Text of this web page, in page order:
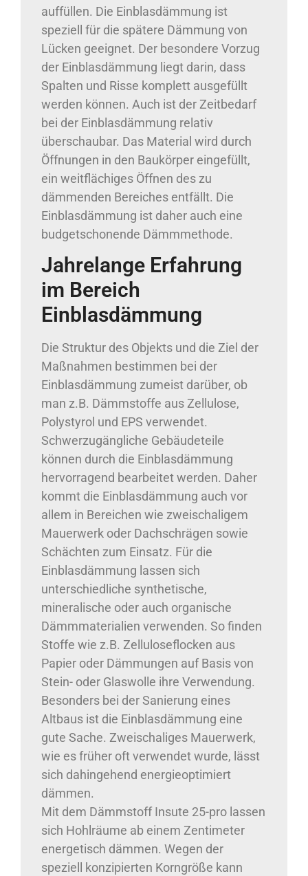
auffüllen. Die Einblasdämmung ist
speziell für die spätere Dämmung von
Lücken geeignet. Der besondere Vorzug
der Einblasdämmung liegt darin, dass
Spalten und Risse komplett ausgefüllt
werden können. Auch ist der Zeitbedarf
bei der Einblasdämmung relativ
überschaubar. Das Material wird durch
Öffnungen in den Baukörper eingefüllt,
ein weitflächiges Öffnen des zu
dämmenden Bereiches entfällt. Die
Einblasdämmung ist daher auch eine
budgetschonende Dämmmethode.
Jahrelange Erfahrung
im Bereich
Einblasdämmung
Die Struktur des Objekts und die Ziel der
Maßnahmen bestimmen bei der
Einblasdämmung zumeist darüber, ob
man z.B. Dämmstoffe aus Zellulose,
Polystyrol und EPS verwendet.
Schwerzugängliche Gebäudeteile
können durch die Einblasdämmung
hervorragend bearbeitet werden. Daher
kommt die Einblasdämmung auch vor
allem in Bereichen wie zweischaligem
Mauerwerk oder Dachschrägen sowie
Schächten zum Einsatz. Für die
Einblasdämmung lassen sich
unterschiedliche synthetische,
mineralische oder auch organische
Dämmmaterialien verwenden. So finden
Stoffe wie z.B. Zelluloseflocken aus
Papier oder Dämmungen auf Basis von
Stein- oder Glaswolle ihre Verwendung.
Besonders bei der Sanierung eines
Altbaus ist die Einblasdämmung eine
gute Sache. Zweischaliges Mauerwerk,
wie es früher oft verwendet wurde, lässt
sich dahingehend energieoptimiert
dämmen.
Mit dem Dämmstoff Insute 25-pro lassen
sich Hohlräume ab einem Zentimeter
energetisch dämmen. Wegen der
speziell konzipierten Korngröße kann